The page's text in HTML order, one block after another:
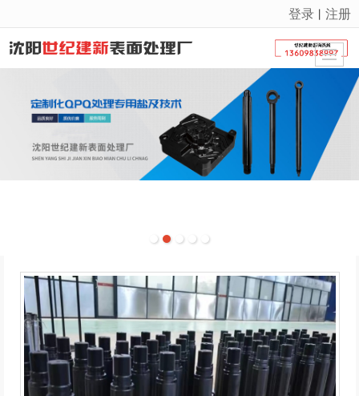
很遗憾，因您的浏览器版本过低导致无法获得最佳浏览体验，推荐下载安装谷歌浏览器！
登录 丨 注册